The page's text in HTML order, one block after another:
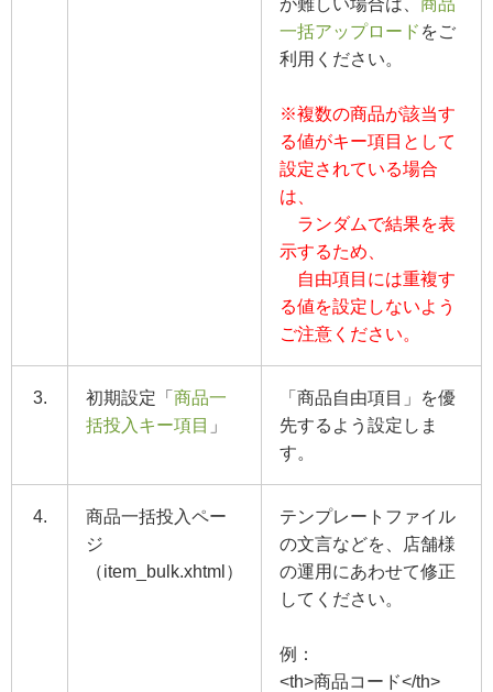
一括アップロード をご
利用ください。
※複数の商品が該当す
る値がキー項目として
設定されている場合
は、
ランダムで結果を表
示するため、
自由項目には重複す
る値を設定しないよう
ご注意ください。
3. 初期設定「 商品一
括投入キー項目 」
「商品自由項目」を優
先するよう設定しま
す。
4.
商品一括投入ペー
ジ
（item_bulk.xhtml）
テンプレートファイル
の文言などを、店舗様
の運用にあわせて修正
してください。
例：
<th>商品コード</th>